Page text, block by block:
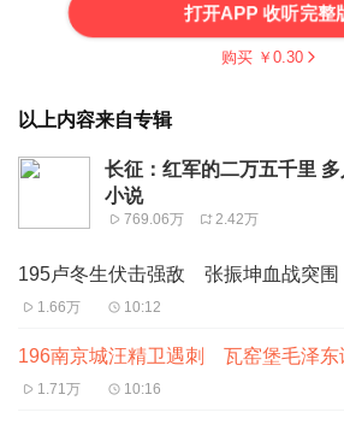
打开APP 收听完整
购买 ￥ 0.30
以上内容来自专辑
长征：红军的二万五千里
小说
769.06万 2.42万
195卢冬生伏击强敌 张振坤血战突围
1.66万 10:12
196南京城汪精卫遇刺 瓦窑堡毛泽东
1.71万 10:16